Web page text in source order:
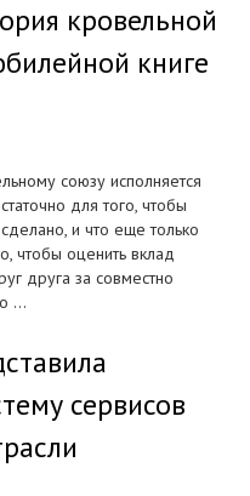
кровельной
книге
союзу исполняется
для того, чтобы
и что еще только
чтобы оценить вклад
друга за совместно
...
сервисов